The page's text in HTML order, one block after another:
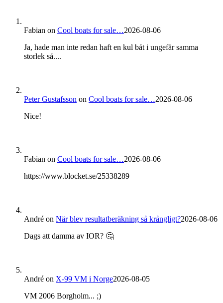
Fabian on Cool boats for sale…2026-08-06
Ja, hade man inte redan haft en kul båt i ungefär samma
storlek så....
Peter Gustafsson on Cool boats for sale…2026-08-06
Nice!
Fabian on Cool boats for sale…2026-08-06
https://www.blocket.se/25338289
André on När blev resultatberäkning så krångligt?2026-08-06
Dags att damma av IOR? 🤔
André on X-99 VM i Norge2026-08-05
VM 2006 Borgholm... ;)